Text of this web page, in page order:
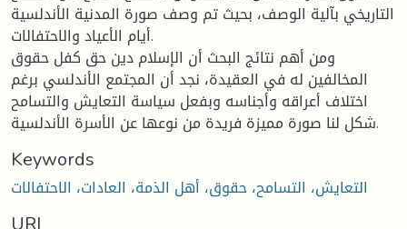
التاريخي بآلية الوصف، بحيث تم وصف صورة المدنية الأندلسية
أيام الأعياد والاحتفالات.
ومن أهم نتائج البحث أن الإسلام دين حق كفل حقوق
المخالفين له في العقيدة، نجد أن المجتمع الأندلسي برغم
اختلاف أعراقه وأجناسه وبفعل سياسة التعايش والتسامح
شكل لنا صورة مميزة فريدة من نوعها عن الأسرة الأندلسية.
Keywords
التعايش، التسامح، حقوق، أهل الذمة، العادات، الاحتفالات